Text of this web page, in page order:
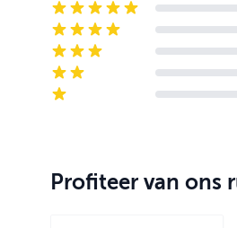
5-star reviews
4-star reviews
3-star reviews
2-star reviews
1-star reviews
Profiteer van ons